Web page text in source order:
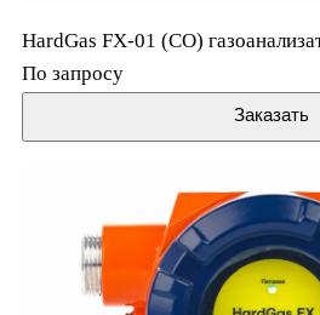
HardGas FX-01 (CO)
По запросу
Заказать